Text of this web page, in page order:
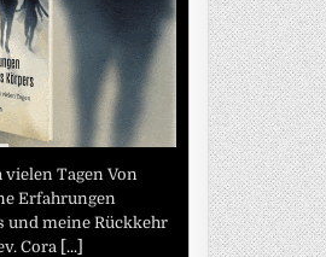
Tagen Von
Erfahrungen
und meine Rückkehr
Cora [...]